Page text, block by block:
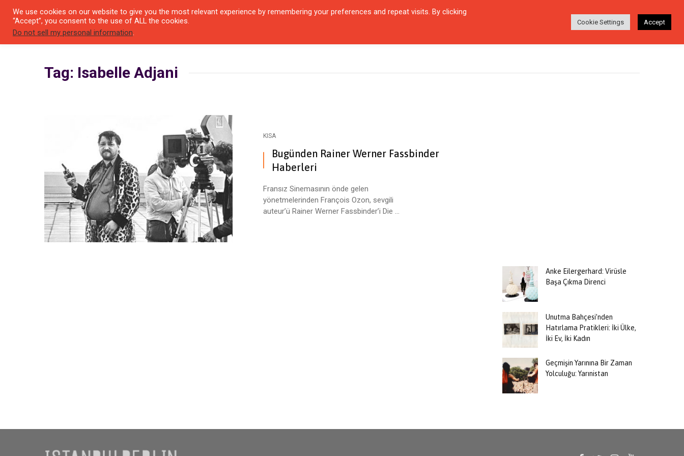
SEYIR QUARTIER KARŞILAŞMALAR ZAMANIN İÇINDEN SÖYLEŞI Login Ara
Tag: Isabelle Adjani
KISA
Bugünden Rainer Werner Fassbinder
Haberleri
Fransız Sinemasının önde gelen
yönetmelerinden François Ozon, sevgili
auteur’ü Rainer Werner Fassbinder’i Die ...
Anke Eilergerhard: Virüsle
Başa Çıkma Direnci
Unutma Bahçesi’nden
Hatırlama Pratikleri: İki Ülke,
İki Ev, İki Kadın
Geçmişin Yarınına Bir Zaman
Yolculuğu: Yarınistan
We use cookies on our website to give you the most relevant experience by remembering your preferences and repeat visits. By clicking
“Accept”, you consent to the use of ALL the cookies.
Do not sell my personal information.
Cookie Settings Accept